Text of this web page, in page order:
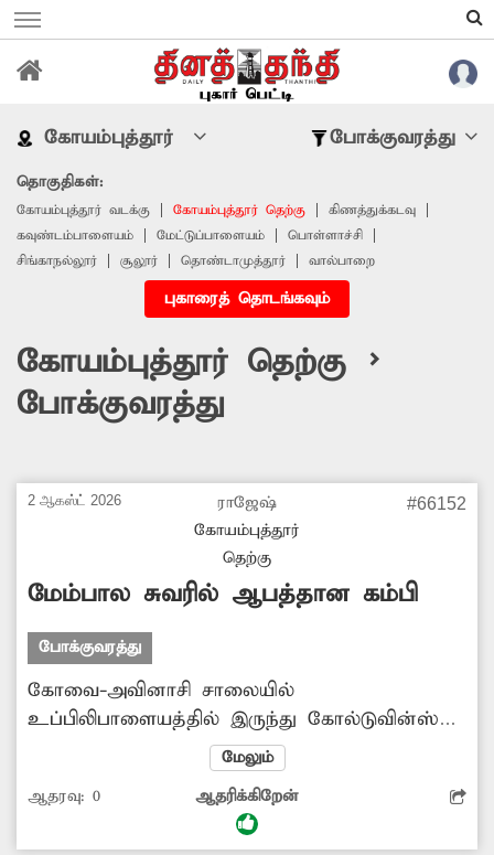
கோயம்புத்தூர் போக்குவரத்து
தொகுதிகள்:
கோயம்புத்தூர் வடக்கு கோயம்புத்தூர் தெற்கு
கிணத்துக்கடவு
கவுண்டம்பாளையம்
மேட்டுப்பாளையம்
பொள்ளாச்சி
சிங்காநல்லூர்
சூலூர் தொண்டாமுத்தூர் வால்பாறை
புகாரைத் தொடங்கவும்
கோயம்புத்தூர் தெற்கு >
போக்குவரத்து
2 ஆகஸ்ட் 2026
ராஜேஷ்
கோயம்புத்தூர்
தெற்கு
#66152
மேம்பால சுவரில் ஆபத்தான கம்பி
போக்குவரத்து
கோவை-அவினாசி சாலையில்
உப்பிலிபாளையத்தில் இருந்து கோல்டுவின்ஸ்
வரை மேம்பாலம் கட்டப்பட்டு உள்ளது. இந்த
மேம்பாலத்தின் வழியாக தினந்தோறும்
ஏராளமான வாகனங்கள் சென்று வருகின்றன.
அங்கு லட்சுமி மில்ஸ் அருகே பக்கவாட்டில்
மேலும்
ஆதரவு: 0 ஆதரிக்கிறேன்